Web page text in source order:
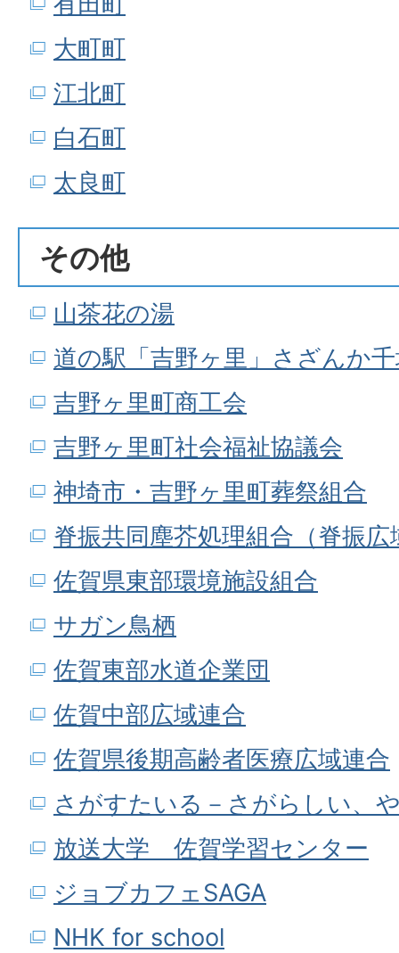
大町町
江北町
白石町
太良町
その他
山茶花の湯
道の駅「吉野ヶ里」さざんか
吉野ヶ里町商工会
吉野ヶ里町社会福祉協議会
神埼市・吉野ヶ里町葬祭組合
脊振共同塵芥処理組合（脊振
佐賀県東部環境施設組合
サガン鳥栖
佐賀東部水道企業団
佐賀中部広域連合
佐賀県後期高齢者医療広域連合
さがすたいる－さがらしい、
放送大学 佐賀学習センター
ジョブカフェSAGA
NHK for school